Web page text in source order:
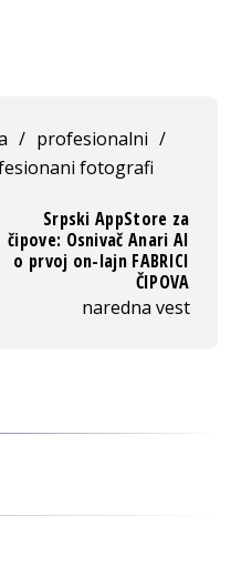
/ profesionalni /
fotografi
Srpski AppStore za
čipove: Osnivač Anari AI
o prvoj on-lajn FABRICI
ČIPOVA
naredna vest